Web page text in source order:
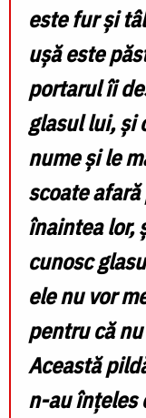
este fur şi
uşă este
portarul îi
glasul lui, şi
nume şi le
scoate
înaintea lor,
cunosc
ele nu vor
pentru că
Această
n-au înţeles